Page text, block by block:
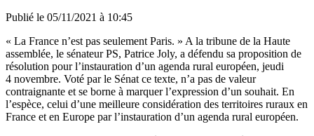
Publié le 05/11/2021 à 10:45
« La France n’est pas seulement Paris. » A la tribune de la Haute
assemblée, le sénateur PS, Patrice Joly, a défendu sa proposition de
résolution pour l’instauration d’un agenda rural européen, jeudi
4 novembre. Voté par le Sénat ce texte, n’a pas de valeur
contraignante et se borne à marquer l’expression d’un souhait. En
l’espèce, celui d’une meilleure considération des territoires ruraux en
France et en Europe par l’instauration d’un agenda rural européen.